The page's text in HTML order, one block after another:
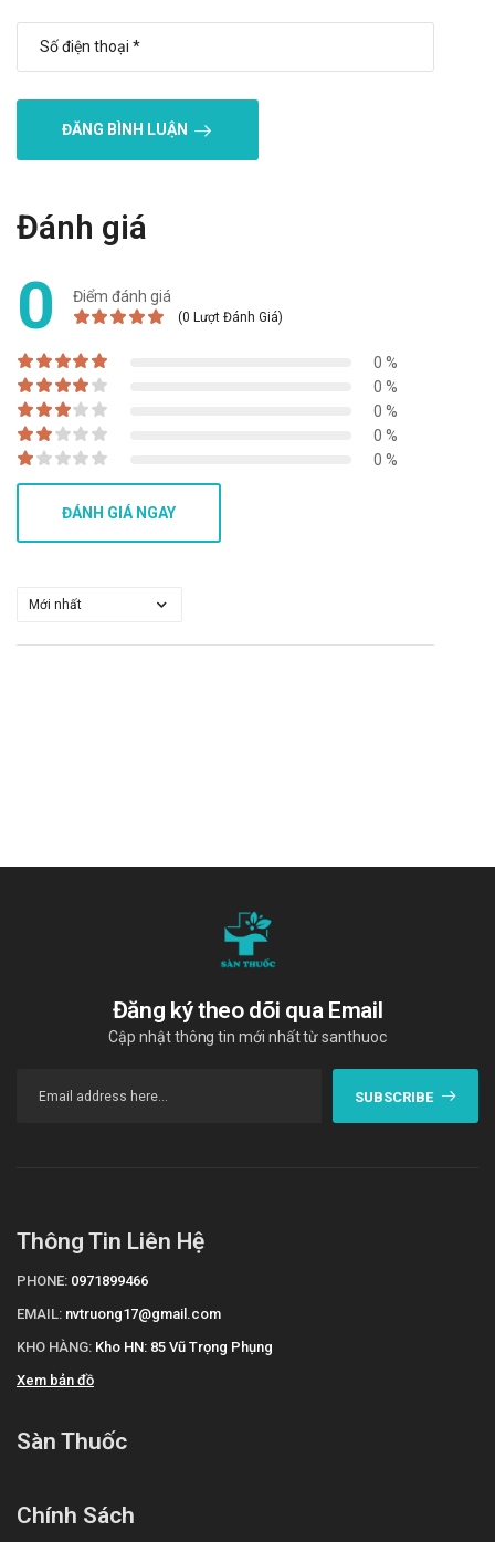
ĐĂNG BÌNH LUẬN
Đánh giá
0 Điểm đánh giá
(0 Lượt Đánh Giá)
0 %
0 %
0 %
0 %
0 %
ĐÁNH GIÁ NGAY
Đăng ký theo dõi qua Email
Cập nhật thông tin mới nhất từ santhuoc
SUBSCRIBE
Thông Tin Liên Hệ
PHONE: 0971899466
EMAIL: nvtruong17@gmail.com
KHO HÀNG: Kho HN: 85 Vũ Trọng Phụng
Xem bản đồ
Sàn Thuốc
Chính Sách